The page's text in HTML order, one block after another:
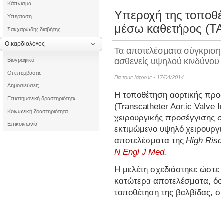
Κάπνισμα
Υπέρταση
Σακχαρώδης διαβήτης
Ο καρδιολόγος
Βιογραφικό
Οι επεμβάσεις
Δημοσιεύσεις
Επιστημονική δραστηριότητα
Κοινωνική δραστηριότητα
Επικοινωνία
Τα οφέλη
Μυοκαρδίτιδα
Υπεροχή της
μέσω καθετήρος
Τα αποτελέσματα
ασθενείς υψηλού κινδύνου
Για τους Ιατρούς - 17/04/2014
Η τοποθέτηση αορτικής
(Transcatheter Aortic Valve
χειρουργικής προσέγγισης
εκτιμώμενο υψηλό
αποτελέσματα της High
N Engl J Med.
Η μελέτη σχεδιάστηκε
κατώτερα αποτελέσματα,
τοποθέτηση της βαλβίδας,